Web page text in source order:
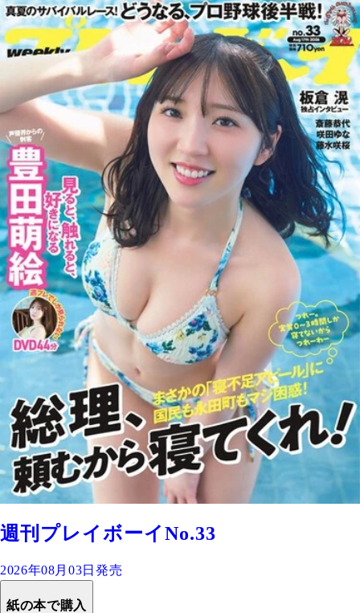
週刊プレイボーイNo.33
2026年08月03日発売
紙の本で購入